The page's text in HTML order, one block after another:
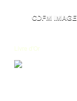
CDFM IMAGE
Livre d'Or